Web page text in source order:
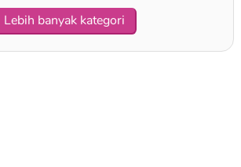
Lebih banyak kategori